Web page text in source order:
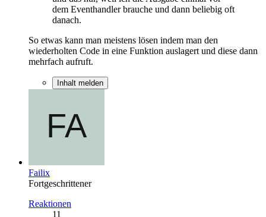
dem Eventhandler brauche und dann beliebig oft
danach.
So etwas kann man meistens lösen indem man den
wiederholten Code in eine Funktion auslagert und diese dann
mehrfach aufruft.
Inhalt melden
Failix
Fortgeschrittener
Reaktionen
11